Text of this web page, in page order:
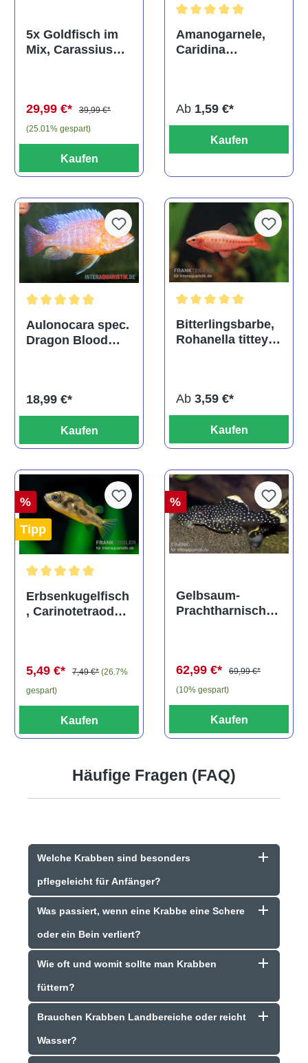
5x Goldfisch im
Mix, Carassius
29,99 €*
39,99 €*
(25.01% gespart)
Kaufen
Amanogarnele,
Caridina
Ab 1,59 €*
Kaufen
Durchschnittliche Bewertung von 5 von 5 Sternen
Aulonocara spec.
Dragon Blood
18,99 €*
Kaufen
Bitterlingsbarbe,
Rohanella titteya,
Ab 3,59 €*
Kaufen
%
Tipp
Durchschnittliche Bewertung von 5 von 5 Sternen
Erbsenkugelfisch
, Carinotetraodon
5,49 €* 7,49 €* (26.7%
gespart)
Kaufen
%
Gelbsaum-
Prachtharnischw
62,99 €*
69,99 €*
(10% gespart)
Kaufen
Häufige Fragen (FAQ)
Welche Krabben sind besonders
pflegeleicht für Anfänger?
Was passiert, wenn eine Krabbe eine Schere
oder ein Bein verliert?
Wie oft und womit sollte man Krabben
füttern?
Brauchen Krabben Landbereiche oder reicht
Wasser?